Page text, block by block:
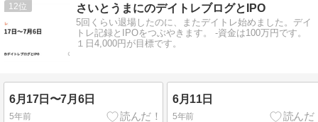
12 さいとうまにのデイトレブログとIPO
5回くらい退場したのに、またデイトレ始めました。デイ
トレ記録とIPOをつぶやきます。 -資金は100万円です。
１日4,000円が目標です。
6月17日〜7月6日
5年前
6月11日
5年前